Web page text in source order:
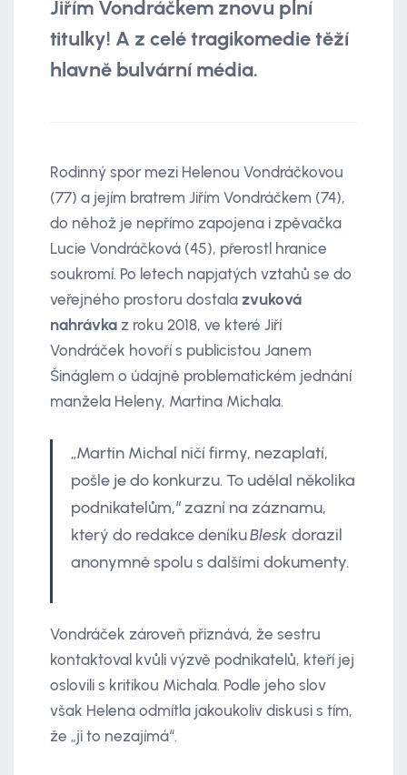
Jiřím Vondráčkem znovu plní
titulky! A z celé tragikomedie těží
hlavně bulvární média.
Rodinný spor mezi Helenou Vondráčkovou
(77) a jejím bratrem Jiřím Vondráčkem (74),
do něhož je nepřímo zapojena i zpěvačka
Lucie Vondráčková (45), přerostl hranice
soukromí. Po letech napjatých vztahů se do
veřejného prostoru dostala zvuková
nahrávka z roku 2018, ve které Jiří
Vondráček hovoří s publicistou Janem
Šináglem o údajně problematickém jednání
manžela Heleny, Martina Michala.
„Martin Michal ničí firmy, nezaplatí,
pošle je do konkurzu. To udělal několika
podnikatelům,“ zazní na záznamu,
který do redakce deníkuBlesk dorazil
anonymně spolu s dalšími dokumenty.
Vondráček zároveň přiznává, že sestru
kontaktoval kvůli výzvě podnikatelů, kteří jej
oslovili s kritikou Michala. Podle jeho slov
však Helena odmítla jakoukoliv diskusi s tím,
že „ji to nezajímá“.